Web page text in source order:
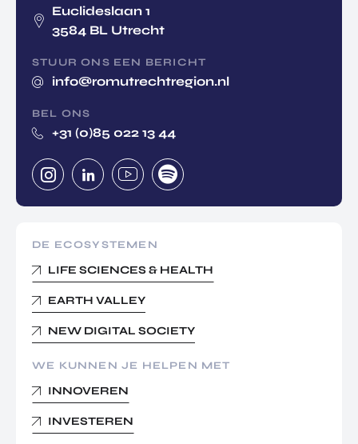
Euclideslaan 1
3584 BL Utrecht
STUUR ONS EEN BERICHT
info@romutrechtregion.nl
BEL ONS
+31 (0)85 022 13 44
DE ECOSYSTEMEN
LIFE SCIENCES & HEALTH
EARTH VALLEY
NEW DIGITAL SOCIETY
WE KUNNEN JE HELPEN MET
INNOVEREN
INVESTEREN